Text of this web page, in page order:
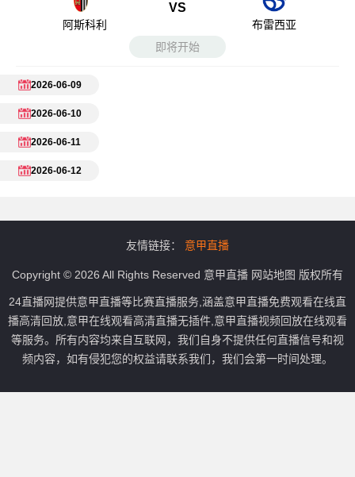
阿斯科利
VS
布雷西亚
即将开始
2026-06-09
2026-06-10
2026-06-11
2026-06-12
友情链接： 意甲直播
Copyright © 2026 All Rights Reserved 意甲直播 网站地图 版权所有
24直播网提供意甲直播等比赛直播服务,涵盖意甲直播免费观看在线直
播高清回放,意甲在线观看高清直播无插件,意甲直播视频回放在线观看
等服务。所有内容均来自互联网，我们自身不提供任何直播信号和视
频内容，如有侵犯您的权益请联系我们，我们会第一时间处理。